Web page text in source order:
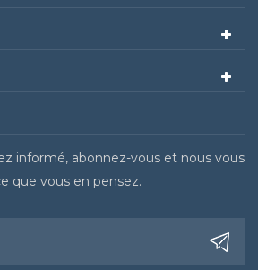
informé, abonnez-vous et nous vous
que vous en pensez.